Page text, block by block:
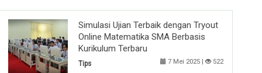
Simulasi Ujian Terbaik dengan Tryout
Online Matematika SMA Berbasis
Kurikulum Terbaru
Tips 7 Mei 2025 | 522